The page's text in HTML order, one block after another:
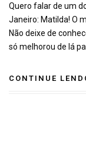
Quero falar de um
Janeiro: Matilda! O
Não deixe de
só melhorou de lá
CONTINUE